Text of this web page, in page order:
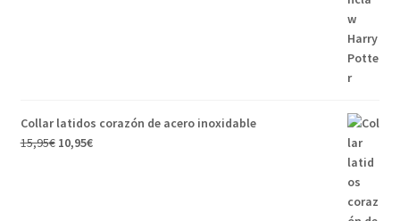
Collar latidos corazón de acero inoxidable
15,95€ 10,95€